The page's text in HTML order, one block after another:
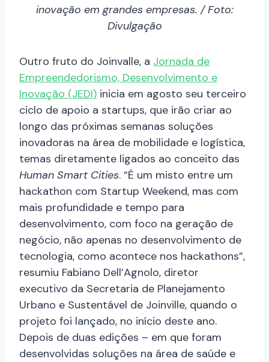
inovação em grandes empresas. / Foto:
Divulgação
Outro fruto do Joinvalle, a Jornada de
Empreendedorismo, Desenvolvimento e
Inovação (JEDI) inicia em agosto seu terceiro
ciclo de apoio a startups, que irão criar ao
longo das próximas semanas soluções
inovadoras na área de mobilidade e logística,
temas diretamente ligados ao conceito das
Human Smart Cities. “É um misto entre um
hackathon com Startup Weekend, mas com
mais profundidade e tempo para
desenvolvimento, com foco na geração de
negócio, não apenas no desenvolvimento de
tecnologia, como acontece nos hackathons”,
resumiu Fabiano Dell’Agnolo, diretor
executivo da Secretaria de Planejamento
Urbano e Sustentável de Joinville, quando o
projeto foi lançado, no início deste ano.
Depois de duas edições – em que foram
desenvolvidas soluções na área de saúde e